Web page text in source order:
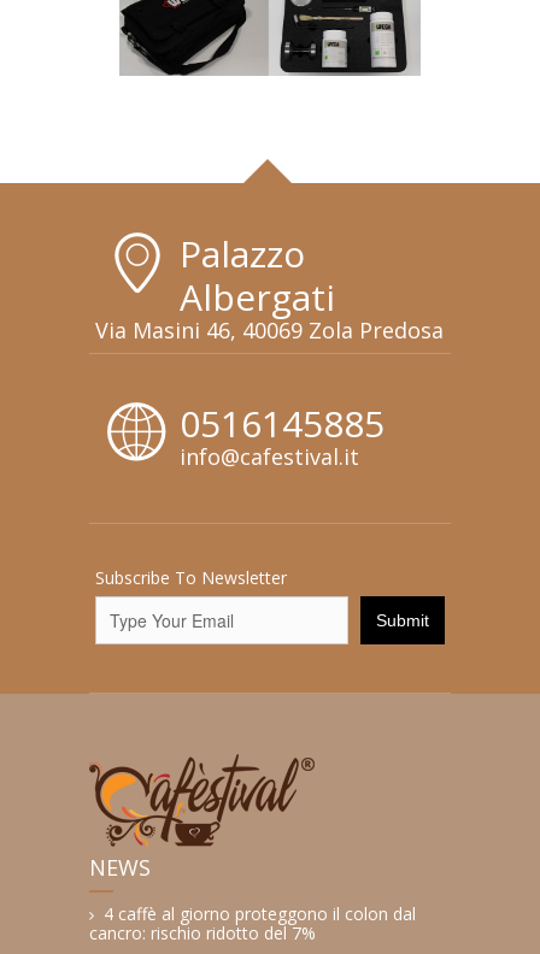
Palazzo
Albergati
Via Masini 46, 40069 Zola Predosa
0516145885
info@cafestival.it
Subscribe To Newsletter
NEWS
4 caffè al giorno proteggono il colon dal
cancro: rischio ridotto del 7%